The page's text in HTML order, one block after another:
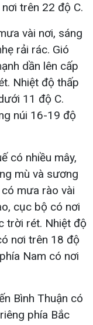
trên 22 độ C.
vài nơi, sáng
rải rác. Gió
dần lên cấp
Nhiệt độ thấp
11 độ C.
núi 16-19 độ
có nhiều mây,
mù và sương
mưa rào vài
cục bộ có nơi
trời rét. Nhiệt độ
nơi trên 18 độ
Nam có nơi
Bình Thuận có
phía Bắc